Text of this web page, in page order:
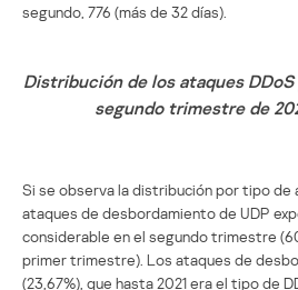
segundo, 776 (más de 32 días).
Distribución de los ataques
segundo trimestre de
Si se observa la distribución por tipo de
ataques de desbordamiento de UDP
considerable en el segundo trimestre
primer trimestre). Los ataques de
(23,67%), que hasta 2021 era el tipo de